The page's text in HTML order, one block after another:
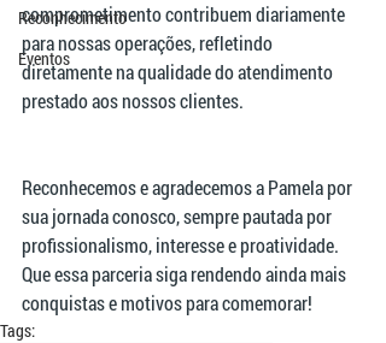
Reconhecimento
Eventos
comprometimento contribuem diariamente
para nossas operações, refletindo
diretamente na qualidade do atendimento
prestado aos nossos clientes.
Reconhecemos e agradecemos a Pamela por
sua jornada conosco, sempre pautada por
profissionalismo, interesse e proatividade.
Que essa parceria siga rendendo ainda mais
conquistas e motivos para comemorar!
Tags: